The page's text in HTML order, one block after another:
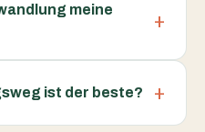
meine
ist der beste?